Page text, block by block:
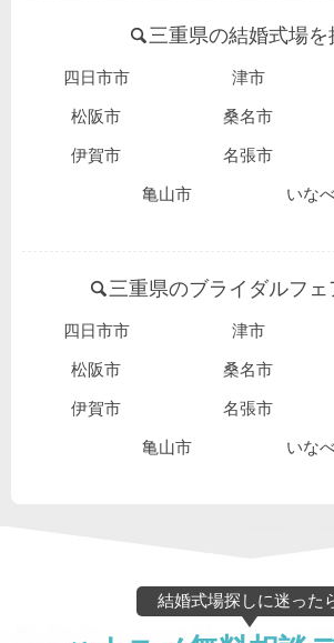
三重県の結婚式場を
四日市市 津市
松阪市 桑名市
伊賀市 名張市
亀山市 いな
三重県のブライダルフェ
四日市市 津市
松阪市 桑名市
伊賀市 名張市
亀山市 いな
結婚式場探しに迷った